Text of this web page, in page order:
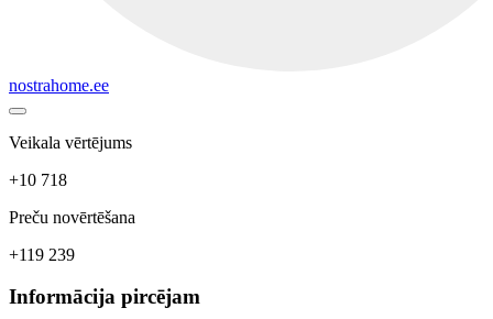
nostrahome.ee
Veikala vērtējums
+10 718
Preču novērtēšana
+119 239
Informācija pircējam